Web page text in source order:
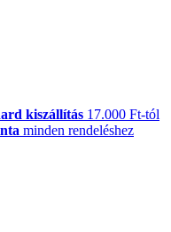
kiszállítás 17.000 Ft-tól
minden rendeléshez